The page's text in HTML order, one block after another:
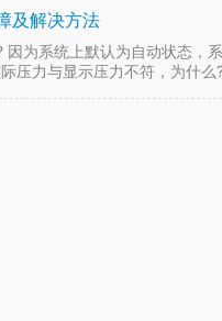
及解决方法
因为系统上默认为自动状态
压力与显示压力不符，为什么